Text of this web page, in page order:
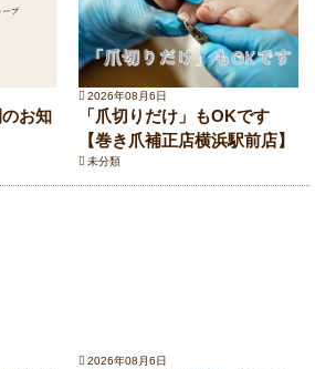
のお知
2026年08月6日
「爪切りだけ」もOKです
【巻き爪補正店横浜駅前店】
未分類
2026年08月6日